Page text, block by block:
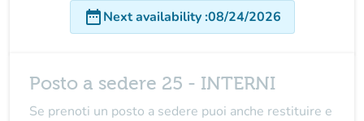
date_rangeNext availability:08/24/2026
Posto a sedere 25 - INTERNI
Se prenoti un posto a sedere puoi anche restituire e